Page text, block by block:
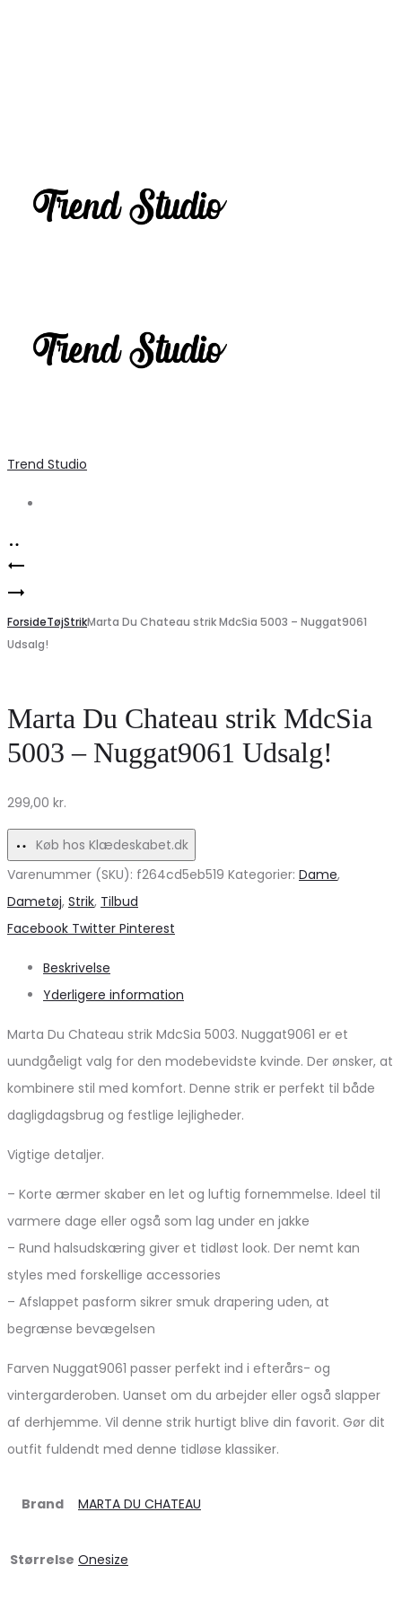
Trend Studio
Product
navigation
Chateau
MdcGrace
Ternet
Elegance
Marta
Du
Chateau
–
Panna
Rose
Tilbud!
ForsideTøjStrikMarta Du Chateau strik MdcSia 5003 – Nuggat9061
Udsalg!
Marta Du Chateau strik MdcSia
5003 – Nuggat9061 Udsalg!
299,00 kr.
Køb hos Klædeskabet.dk
Varenummer (SKU): f264cd5eb519 Kategorier: Dame,
Dametøj, Strik, Tilbud
Share
Facebook Twitter Pinterest
Beskrivelse
Yderligere information
Marta Du Chateau strik MdcSia 5003. Nuggat9061 er et
uundgåeligt valg for den modebevidste kvinde. Der ønsker, at
kombinere stil med komfort. Denne strik er perfekt til både
dagligdagsbrug og festlige lejligheder.
Vigtige detaljer.
– Korte ærmer skaber en let og luftig fornemmelse. Ideel til
varmere dage eller også som lag under en jakke
– Rund halsudskæring giver et tidløst look. Der nemt kan
styles med forskellige accessories
– Afslappet pasform sikrer smuk drapering uden, at
begrænse bevægelsen
Farven Nuggat9061 passer perfekt ind i efterårs- og
vintergarderoben. Uanset om du arbejder eller også slapper
af derhjemme. Vil denne strik hurtigt blive din favorit. Gør dit
outfit fuldendt med denne tidløse klassiker.
Brand MARTA DU CHATEAU
Størrelse Onesize